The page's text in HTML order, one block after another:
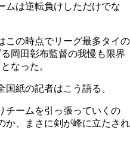
ムは逆転負けしただけでな
この時点でリーグ最多タイの
岡田彰布監督の我慢も限界
なった。
紙の記者はこう語る。
チームを引っ張っていくの
か、まさに剣が峰に立たされ